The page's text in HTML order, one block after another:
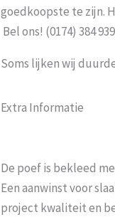
goedkoopste te zijn.
Bel ons! (0174) 384 939
Soms lijken wij
Extra Informatie
De poef is bekleed
Een aanwinst voor
project kwaliteit en